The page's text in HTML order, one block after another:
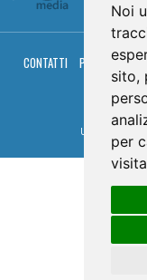
Noi
sito,
per
CONTATTI PRIVACY
Umbria